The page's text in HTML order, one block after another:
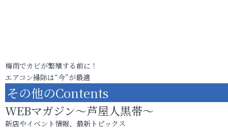
梅雨でカビが繁殖する前に！
エアコン掃除は“今”が最適
その他のContents
WEBマガジン～芦屋人黒帯～
新店やイベント情報、最新トピックス